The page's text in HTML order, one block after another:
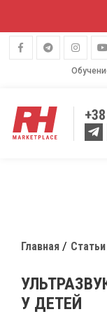
+38
Главная Статьи
У ДЕТЕЙ